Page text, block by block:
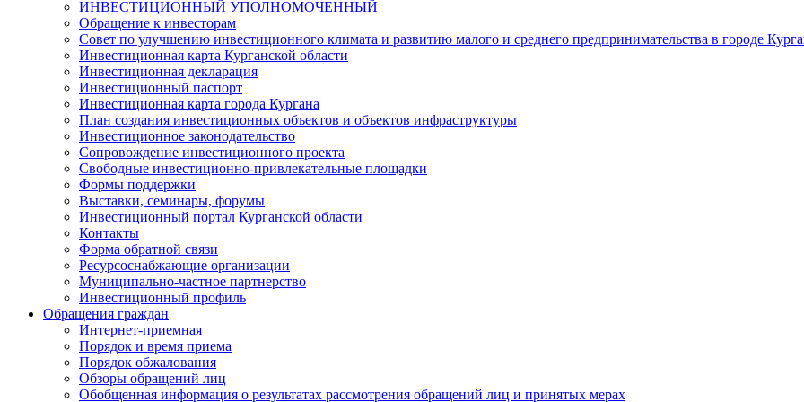
ИНВЕСТИЦИОННЫЙ УПОЛНОМОЧЕННЫЙ
Обращение к инвесторам
Совет по улучшению инвестиционного климата и развитию малого и среднего предпринимательства в городе
Инвестиционная карта Курганской области
Инвестиционная декларация
Инвестиционный паспорт
Инвестиционная карта города Кургана
План создания инвестиционных объектов и объектов инфраструктуры
Инвестиционное законодательство
Сопровождение инвестиционного проекта
Свободные инвестиционно-привлекательные площадки
Формы поддержки
Выставки, семинары, форумы
Инвестиционный портал Курганской области
Контакты
Форма обратной связи
Ресурсоснабжающие организации
Муниципально-частное партнерство
Инвестиционный профиль
Обращения граждан
Интернет-приемная
Порядок и время приема
Порядок обжалования
Обзоры обращений лиц
Обобщенная информация о результатах рассмотрения обращений лиц и принятых мерах